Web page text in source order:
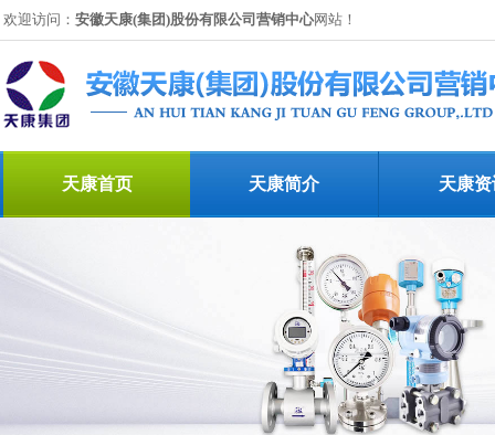
欢迎访问： 安徽天康(集团)股份有限公司营销中心网站！
天康首页 天康简介 天康资